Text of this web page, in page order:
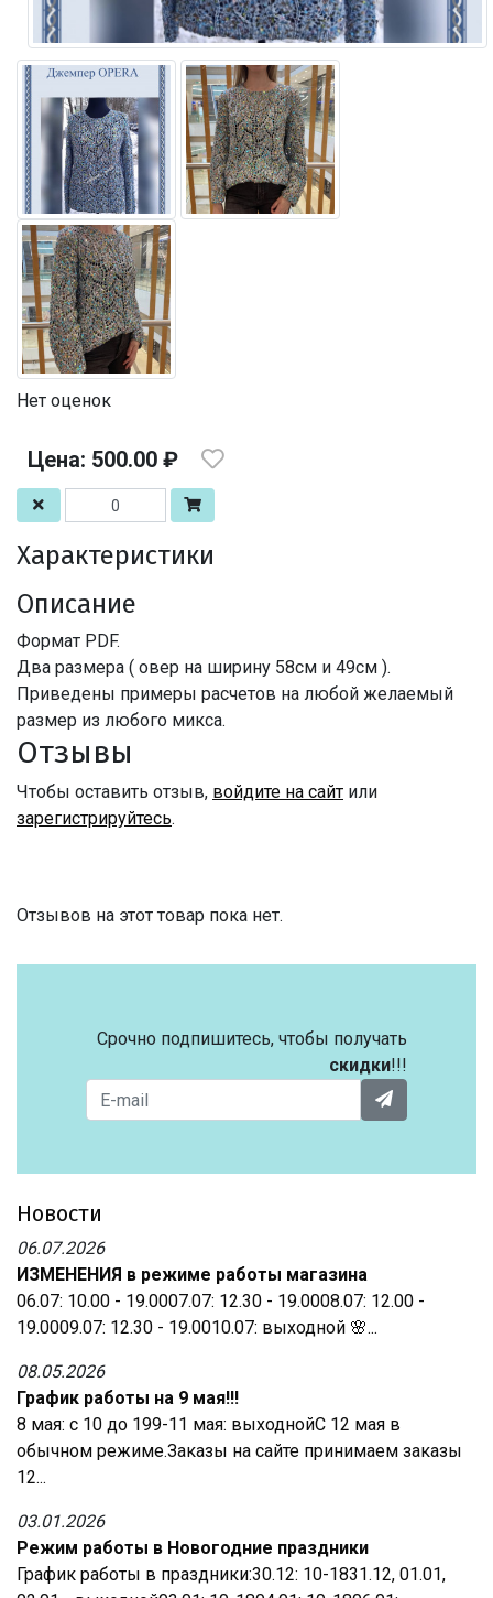
Нет оценок
Цена: 500.00 ₽
Характеристики
Описание
Формат PDF.
Два размера ( овер на ширину 58см и 49см ).
Приведены примеры расчетов на любой желаемый
размер из любого микса.
Отзывы
Чтобы оставить отзыв, войдите на сайт или
зарегистрируйтесь.
Отзывов на этот товар пока нет.
Срочно подпишитесь, чтобы получать
скидки!!!
Новости
06.07.2026
ИЗМЕНЕНИЯ в режиме работы магазина
06.07: 10.00 - 19.0007.07: 12.30 - 19.0008.07: 12.00 -
19.0009.07: 12.30 - 19.0010.07: выходной 🌸...
08.05.2026
График работы на 9 мая!!!
8 мая: с 10 до 199-11 мая: выходнойС 12 мая в
обычном режиме.Заказы на сайте принимаем заказы
12...
03.01.2026
Режим работы в Новогодние праздники
График работы в праздники:30.12: 10-1831.12, 01.01,